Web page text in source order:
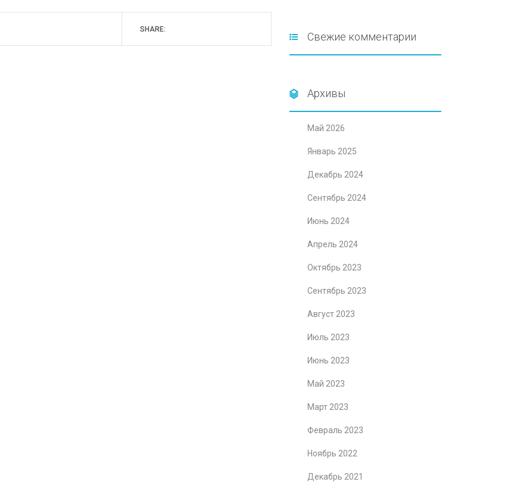
SHARE:
Свежие комментарии
Архивы
Май 2026
Январь 2025
Декабрь 2024
Сентябрь 2024
Июнь 2024
Апрель 2024
Октябрь 2023
Сентябрь 2023
Август 2023
Июль 2023
Июнь 2023
Май 2023
Март 2023
Февраль 2023
Ноябрь 2022
Декабрь 2021